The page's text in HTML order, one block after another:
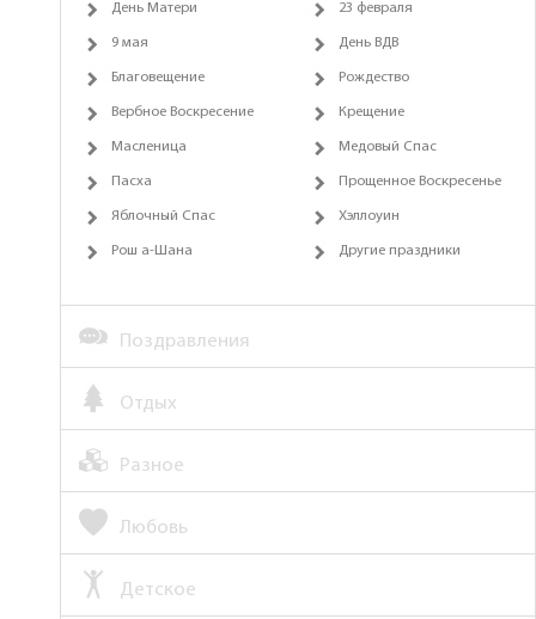
День Матери 23 февраля
9 мая День ВДВ
Благовещение Рождество
Вербное Воскресение Крещение
Масленица Медовый Спас
Пасха Прощенное Воскресенье
Яблочный Спас Хэллоуин
Рош а-Шана Другие праздники
Поздравления
Отдых
Разное
Любовь
Детское